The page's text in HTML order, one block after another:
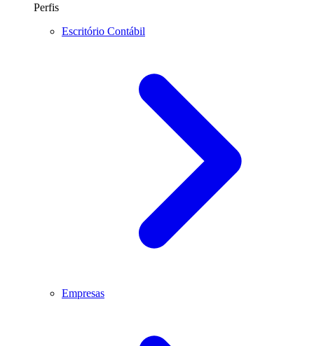
Perfis
Escritório Contábil
Empresas